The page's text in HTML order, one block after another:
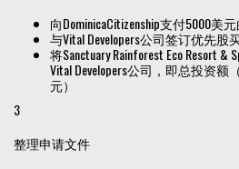
向DominicaCitizenship支付5000美
与Vital Developers公司签订优先股
将Sanctuary Rainforest Eco Resort
Vital Developers公司，即总投资
元）
3
整理申请文件